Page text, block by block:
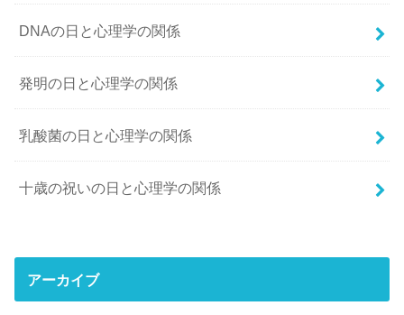
DNAの日と心理学の関係
発明の日と心理学の関係
乳酸菌の日と心理学の関係
十歳の祝いの日と心理学の関係
アーカイブ